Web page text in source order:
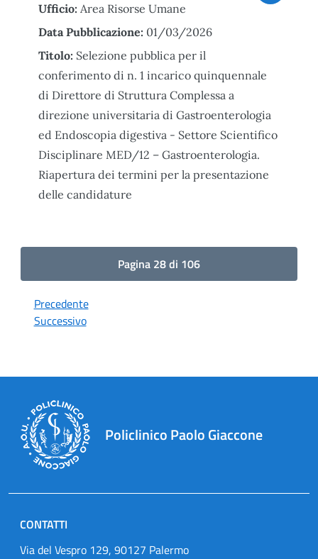
Ufficio: Area Risorse Umane
Data Pubblicazione: 01/03/2026
Titolo: Selezione pubblica per il
conferimento di n. 1 incarico quinquennale
di Direttore di Struttura Complessa a
direzione universitaria di Gastroenterologia
ed Endoscopia digestiva - Settore Scientifico
Disciplinare MED/12 – Gastroenterologia.
Riapertura dei termini per la presentazione
delle candidature
Pagina 28 di 106
Precedente
Successivo
Policlinico Paolo Giaccone
CONTATTI
Via del Vespro 129, 90127 Palermo